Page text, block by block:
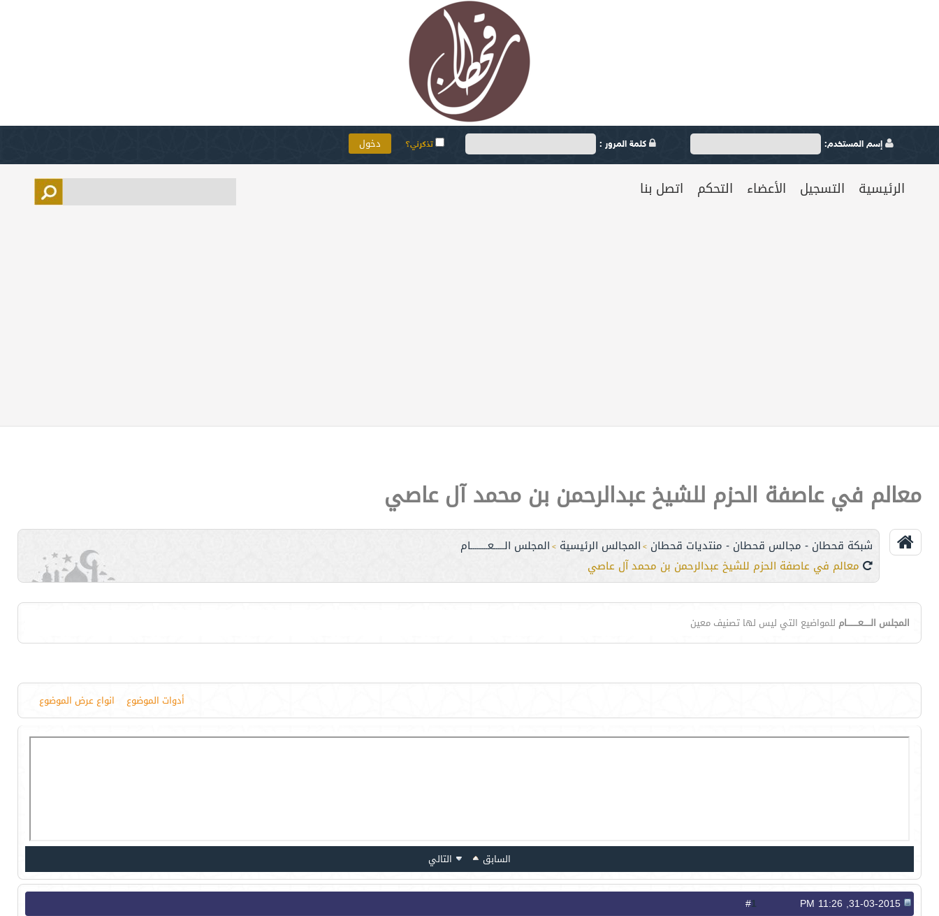
إسم المستخدم: كلمة المرور : تذكرني؟
الرئيسية التسجيل الأعضاء التحكم اتصل بنا
معالم في عاصفة الحزم للشيخ عبدالرحمن بن محمد آل عاصي
شبكة قحطان - مجالس قحطان - منتديات قحطان > المجالس الرئيسية > المجلس الـــــعــــــــام
معالم في عاصفة الحزم للشيخ عبدالرحمن بن محمد آل عاصي
المجلس الـــــعــــــــام للمواضيع التي ليس لها تصنيف معين
أدوات الموضوع انواع عرض الموضوع
السابق التالي
1